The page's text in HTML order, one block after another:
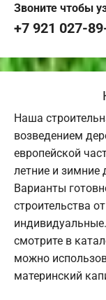
Звоните чтобы
+7 921 027-
Наша
возведением
европейской
летние и зимние
Варианты
строительства
смотрите в
можно
материнский